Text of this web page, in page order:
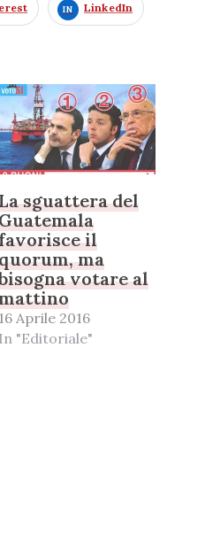
LinkedIn
sguattera del
il
ma
votare al
16 Aprile 2016
In "Editoriale"